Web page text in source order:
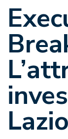
Lazio